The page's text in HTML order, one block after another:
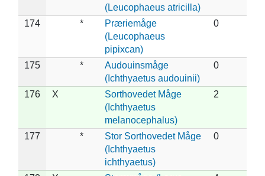
(Leucophaeus atricilla)
174 *
Præriemåge
(Leucophaeus
pipixcan)
0
175 *
Audouinsmåge
(Ichthyaetus audouinii)
0
176 X
Sorthovedet Måge
(Ichthyaetus
melanocephalus)
2
177 *
Stor Sorthovedet Måge
(Ichthyaetus
ichthyaetus)
0